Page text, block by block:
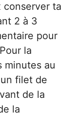
conserver ta
2 à 3
pour
la
minutes au
filet de
de la
la